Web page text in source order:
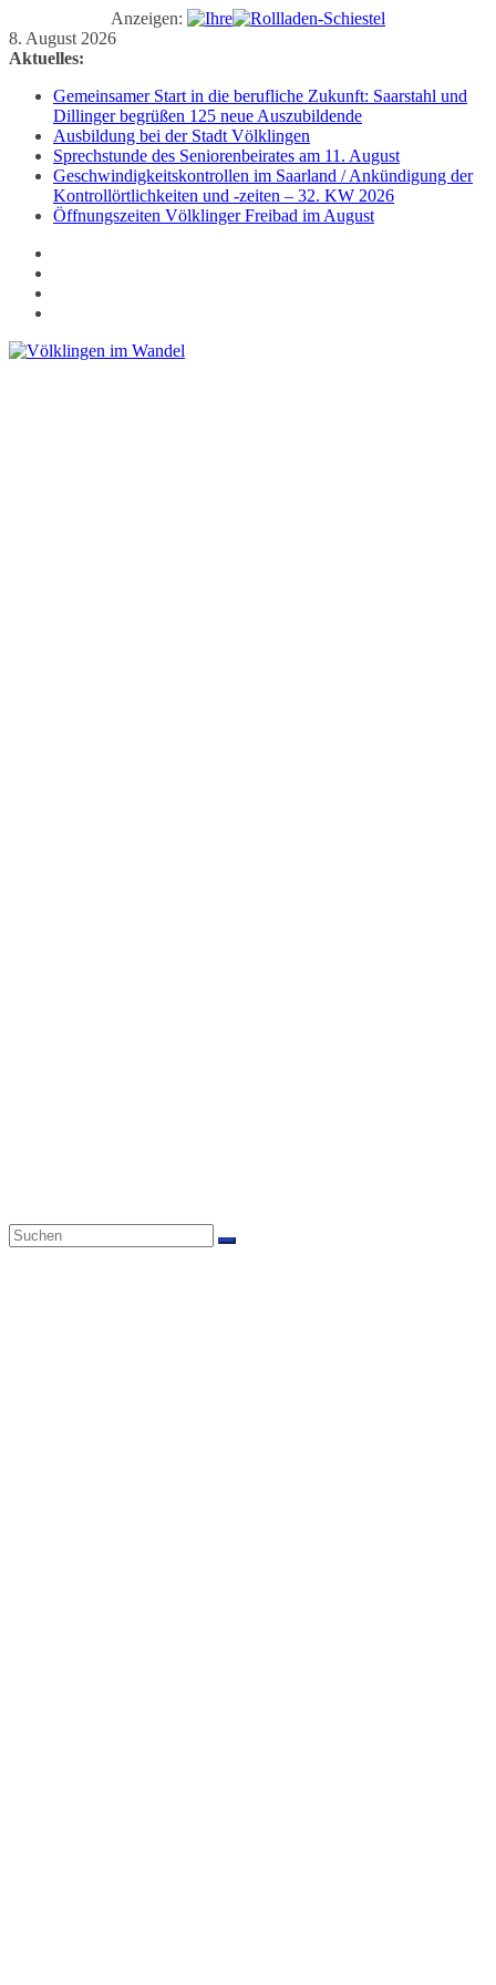
Anzeigen:
Zum
Inhalt
8. August 2026
Aktuelles:
Gemeinsamer Start in die berufliche Zukunft: Saarstahl und
Dillinger begrüßen 125 neue Auszubildende
Ausbildung bei der Stadt Völklingen
Sprechstunde des Seniorenbeirates am 11. August
Geschwindigkeitskontrollen im Saarland / Ankündigung der
Kontrollörtlichkeiten und -zeiten – 32. KW 2026
Öffnungszeiten Völklinger Freibad im August